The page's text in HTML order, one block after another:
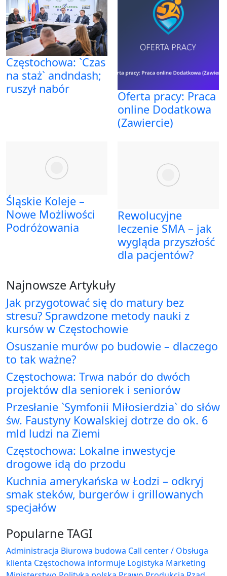
Częstochowa: `Czas
na staż` andndash;
ruszył nabór
Oferta pracy: Praca
online Dodatkowa
(Zawiercie)
Śląskie Koleje –
Nowe Możliwości
Podróżowania
Rewolucyjne
leczenie SMA – jak
wygląda przyszłość
dla pacjentów?
Najnowsze Artykuły
Jak przygotować się do matury bez
stresu? Sprawdzone metody nauki z
kursów w Częstochowie
Osuszanie murów po budowie – dlaczego
to tak ważne?
Częstochowa: Trwa nabór do dwóch
projektów dla seniorek i seniorów
Przesłanie `Symfonii Miłosierdzia` do słów
św. Faustyny Kowalskiej dotrze do ok. 6
mld ludzi na Ziemi
Częstochowa: Lokalne inwestycje
drogowe idą do przodu
Kuchnia amerykańska w Łodzi – odkryj
smak steków, burgerów i grillowanych
specjałów
Popularne TAGI
Administracja Biurowa budowa Call center / Obsługa
klienta Częstochowa informuje Logistyka Marketing